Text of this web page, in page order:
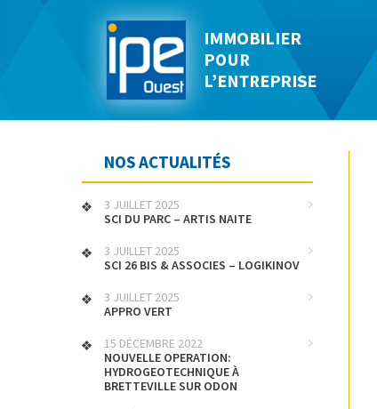
NOS ACTUALITÉS
3 JUILLET 2025
SCI DU PARC – ARTIS NAITE
3 JUILLET 2025
SCI 26 BIS & ASSOCIES – LOGIKINOV
3 JUILLET 2025
APPRO VERT
15 DÉCEMBRE 2022
NOUVELLE OPERATION:
HYDROGEOTECHNIQUE À
BRETTEVILLE SUR ODON